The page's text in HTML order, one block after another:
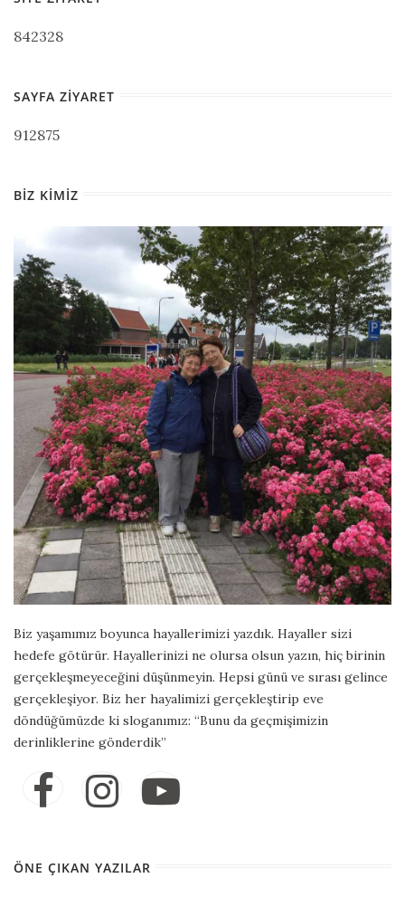
842328
SAYFA ZIYARET
912875
BIZ KIMIZ
Biz yaşamımız boyunca hayallerimizi yazdık. Hayaller sizi
hedefe götürür. Hayallerinizi ne olursa olsun yazın, hiç birinin
gerçekleşmeyeceğini düşünmeyin. Hepsi günü ve sırası gelince
gerçekleşiyor. Biz her hayalimizi gerçekleştirip eve
döndüğümüzde ki sloganımız: “Bunu da geçmişimizin
derinliklerine gönderdik”
ÖNE ÇIKAN YAZILAR